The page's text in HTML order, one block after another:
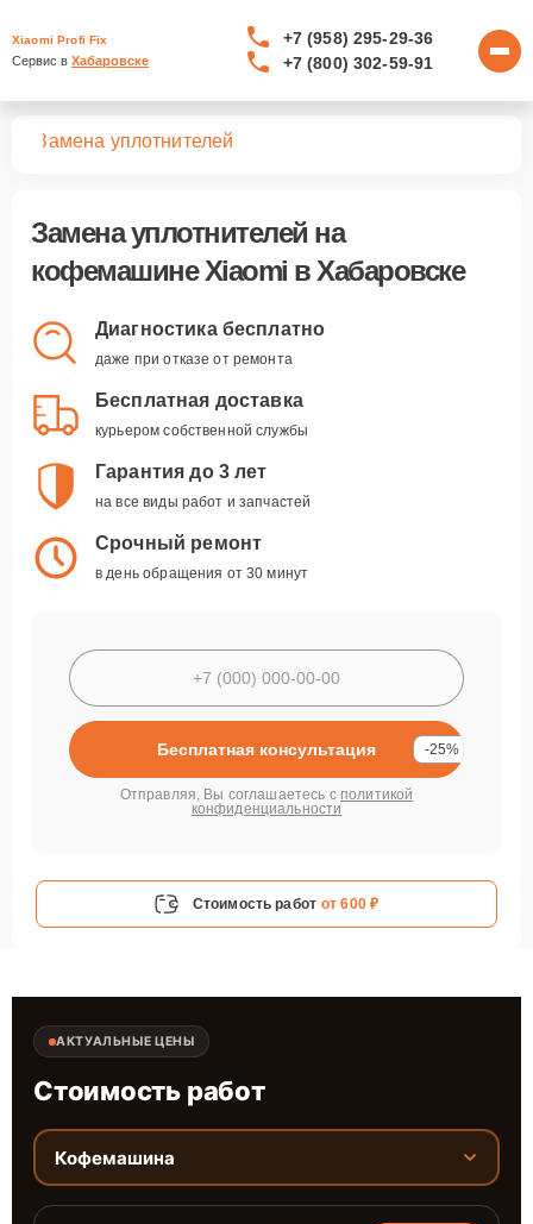
Xiaomi Profi Fix
Сервис в Хабаровске
+7 (958) 295-29-36
+7 (800) 302-59-91
Замена уплотнителей
Замена уплотнителей на
кофемашине Xiaomi в Хабаровске
Диагностика бесплатно
даже при отказе от ремонта
Бесплатная доставка
курьером собственной службы
Гарантия до 3 лет
на все виды работ и запчастей
Срочный ремонт
в день обращения от 30 минут
Бесплатная консультация -25%
Отправляя, Вы соглашаетесь с политикой
конфиденциальности
Стоимость работ от 600 ₽
АКТУАЛЬНЫЕ ЦЕНЫ
Стоимость работ
Кофемашина